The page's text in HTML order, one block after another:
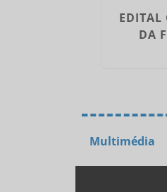
EDITAL
DA
Multimédia